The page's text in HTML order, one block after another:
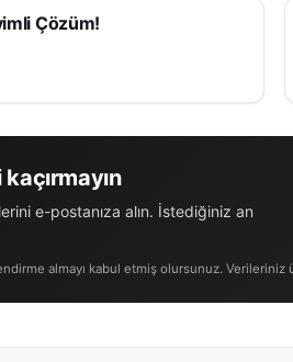
Çözüm!
e-postanıza alın. İstediğiniz an
almayı kabul etmiş olursunuz. Verileriniz